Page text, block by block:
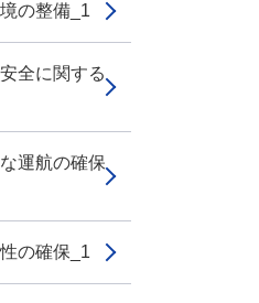
の整備_1
全に関する
運航の確保
の確保_1